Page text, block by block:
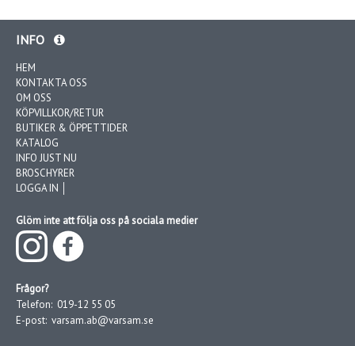
INFO
HEM
KONTAKTA OSS
OM OSS
KÖPVILLKOR/RETUR
BUTIKER & ÖPPETTIDER
KATALOG
INFO JUST NU
BROSCHYRER
LOGGA IN │
Glöm inte att följa oss på sociala medier
Frågor?
Telefon: 019-12 55 05
E-post: varsam.ab@varsam.se